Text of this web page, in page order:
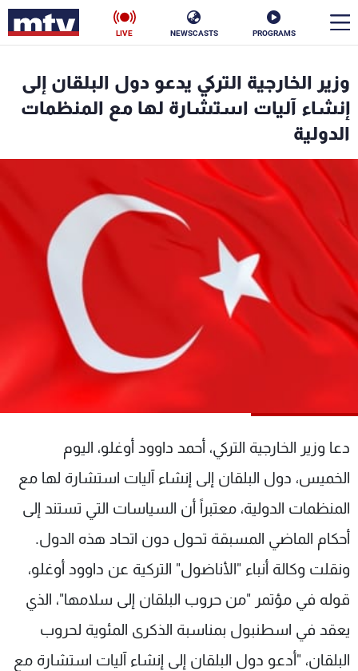
PROGRAMS
NEWSCASTS
LIVE
وزير الخارجية التركي يدعو دول البلقان إلى
إنشاء آليات استشارة لها مع المنظمات
الدولية
دعا وزير الخارجية التركي، أحمد داوود أوغلو، اليوم
الخميس، دول البلقان إلى إنشاء آليات استشارة لها مع
المنظمات الدولية، معتبراً أن السياسات التي تستند إلى
أحكام الماضي المسبقة تحول دون اتحاد هذه الدول.
ونقلت وكالة أنباء "الأناضول" التركية عن داوود أوغلو،
قوله في مؤتمر "من حروب البلقان إلى سلامها"، الذي
يعقد في اسطنبول بمناسبة الذكرى المئوية لحروب
البلقان، "أدعو دول البلقان إلى إنشاء آليات استشارة مع
الأخبار
سياسة
إقتصاد فن
منوعات رياضة
كأس العالم
البرامج
جدول البرامج
عن MTV
لاعلاناتكم
وظائف
شروط الإسـتخدام
سياسة الخصوصية